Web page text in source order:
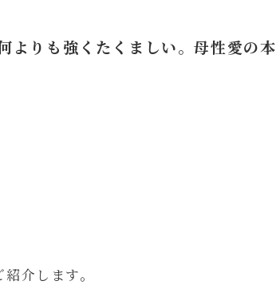
よりも強くたくましい。母性愛の本
介します。